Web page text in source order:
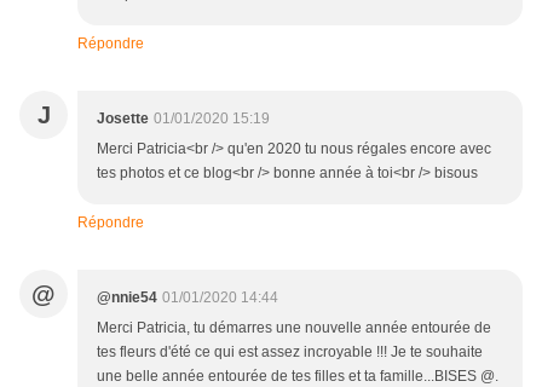
Répondre
J Josette 01/01/2020 15:19
Merci Patricia<br /> qu'en 2020 tu nous régales encore avec
tes photos et ce blog<br /> bonne année à toi<br /> bisous
Répondre
@ @nnie54 01/01/2020 14:44
Merci Patricia, tu démarres une nouvelle année entourée de
tes fleurs d'été ce qui est assez incroyable !!! Je te souhaite
une belle année entourée de tes filles et ta famille...BISES @.